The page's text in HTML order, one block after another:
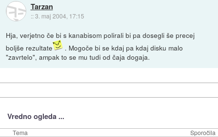
Tarzan
::3. maj 2004, 17:15
Hja, verjetno če bi s kanabisom polirali bi pa dosegli še precej
boljše rezultate
. Mogoče bi se kdaj pa kdaj disku malo
"zavrtelo", ampak to se mu tudi od čaja dogaja.
Vredno ogleda ...
Tema Sporočila